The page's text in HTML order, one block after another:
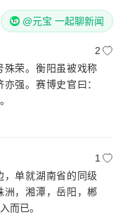
@元宝 一起聊新闻
2
殊荣。衡阳虽被戏称
强。赛博史官曰：
1
，单就湖南省的同级
洲，湘潭，岳阳，郴
而已。